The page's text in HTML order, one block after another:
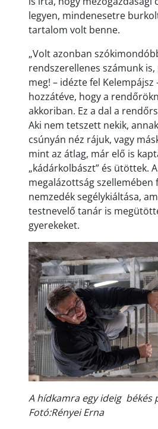
legyen, mindenesetre
tartalom volt benne.
„Volt azonban
rendszerellenes számunk is,
meg! – idézte fel
hozzátéve, hogy a
akkoriban. Ez a dal a
Aki nem tetszett nekik,
csúnyán néz rájuk, vagy
mint az átlag, már elő is
„kádárkolbászt” és ütöttek.
megalázottság szellemében
nemzedék segélykiáltása,
testnevelő tanár is
gyerekeket.
A hídkamra egy ideig békés
Fotó:Rényei Erna